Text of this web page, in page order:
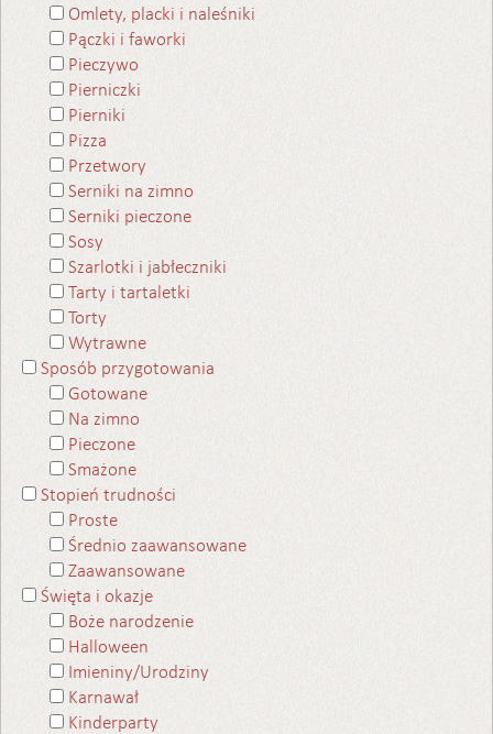
Omlety, placki i naleśniki
Pączki i faworki
Pieczywo
Pierniczki
Pierniki
Pizza
Przetwory
Serniki na zimno
Serniki pieczone
Sosy
Szarlotki i jabłeczniki
Tarty i tartaletki
Torty
Wytrawne
Sposób przygotowania
Gotowane
Na zimno
Pieczone
Smażone
Stopień trudności
Proste
Średnio zaawansowane
Zaawansowane
Święta i okazje
Boże narodzenie
Halloween
Imieniny/Urodziny
Karnawał
Kinderparty